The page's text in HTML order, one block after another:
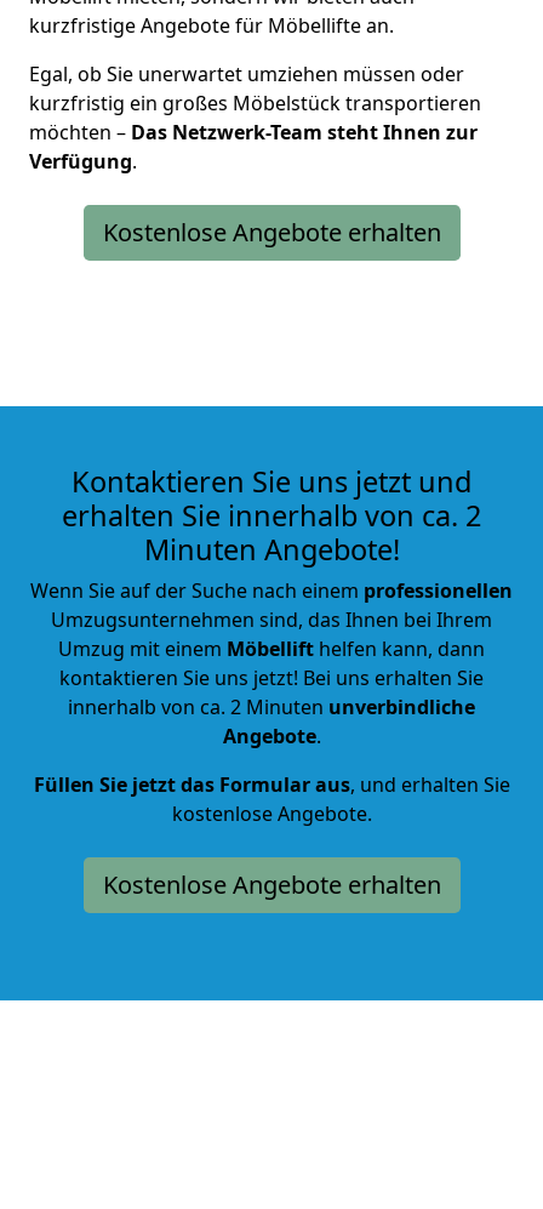
kurzfristige Angebote für Möbellifte an.
Egal, ob Sie unerwartet umziehen müssen oder
kurzfristig ein großes Möbelstück transportieren
möchten – Das Netzwerk-Team steht Ihnen zur
Verfügung.
Kostenlose Angebote erhalten
Kontaktieren Sie uns jetzt und
erhalten Sie innerhalb von ca. 2
Minuten Angebote!
Wenn Sie auf der Suche nach einem professionellen
Umzugsunternehmen sind, das Ihnen bei Ihrem
Umzug mit einem Möbellift helfen kann, dann
kontaktieren Sie uns jetzt! Bei uns erhalten Sie
innerhalb von ca. 2 Minuten unverbindliche
Angebote.
Füllen Sie jetzt das Formular aus, und erhalten Sie
kostenlose Angebote.
Kostenlose Angebote erhalten